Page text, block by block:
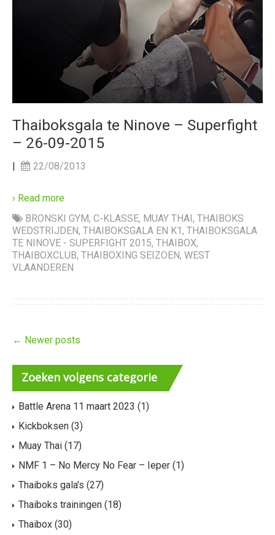
Thaiboksgala te Ninove – Superfight
– 26-09-2015
| 22/08/2013
› Read more
BRONSKI GYM, C-KLASSE, MUAY THAI, THAIBOKS
WEDSTRIJDEN, THAIBOKSGALA EN K1, THAIBOKSGALA
TE NINOVE - SUPERFIGHT 2015, THAIBOX,
THAIBOXCLUB, THAIBOXING SEIZOEN, WEST
VLAANDEREN
← Newer posts
Zoeken volgens categorie
Battle Arena 11 maart 2023 (1)
Kickboksen (3)
Muay Thai (17)
NMF 1 – No Mercy No Fear – Ieper (1)
Thaiboks gala's (27)
Thaiboks trainingen (18)
Thaibox (30)